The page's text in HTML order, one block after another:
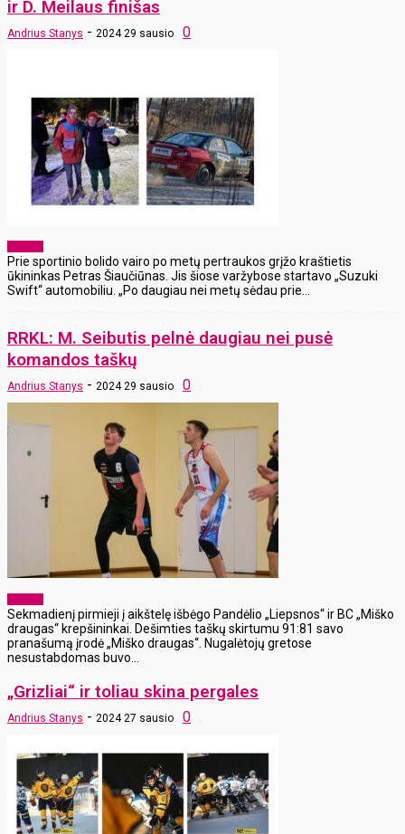
ir D. Meilaus finišas
Andrius Stanys - 2024 29 sausio 0
Prie sportinio bolido vairo po metų pertraukos grįžo kraštietis
ūkininkas Petras Šiaučiūnas. Jis šiose varžybose startavo „Suzuki
Swift“ automobiliu. „Po daugiau nei metų sėdau prie...
RRKL: M. Seibutis pelnė daugiau nei pusė
komandos taškų
Andrius Stanys - 2024 29 sausio 0
Sekmadienį pirmieji į aikštelę išbėgo Pandėlio „Liepsnos“ ir BC „Miško
draugas“ krepšininkai. Dešimties taškų skirtumu 91:81 savo
pranašumą įrodė „Miško draugas“. Nugalėtojų gretose
nesustabdomas buvo...
„Grizliai“ ir toliau skina pergales
Andrius Stanys - 2024 27 sausio 0